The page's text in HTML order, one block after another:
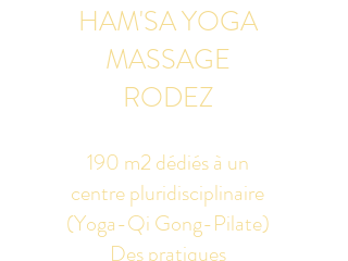
HAM'SA YOGA
MASSAGE
RODEZ
190 m2 dédiés à un
centre pluridisciplinaire
(Yoga-Qi Gong-Pilate)
Des pratiques